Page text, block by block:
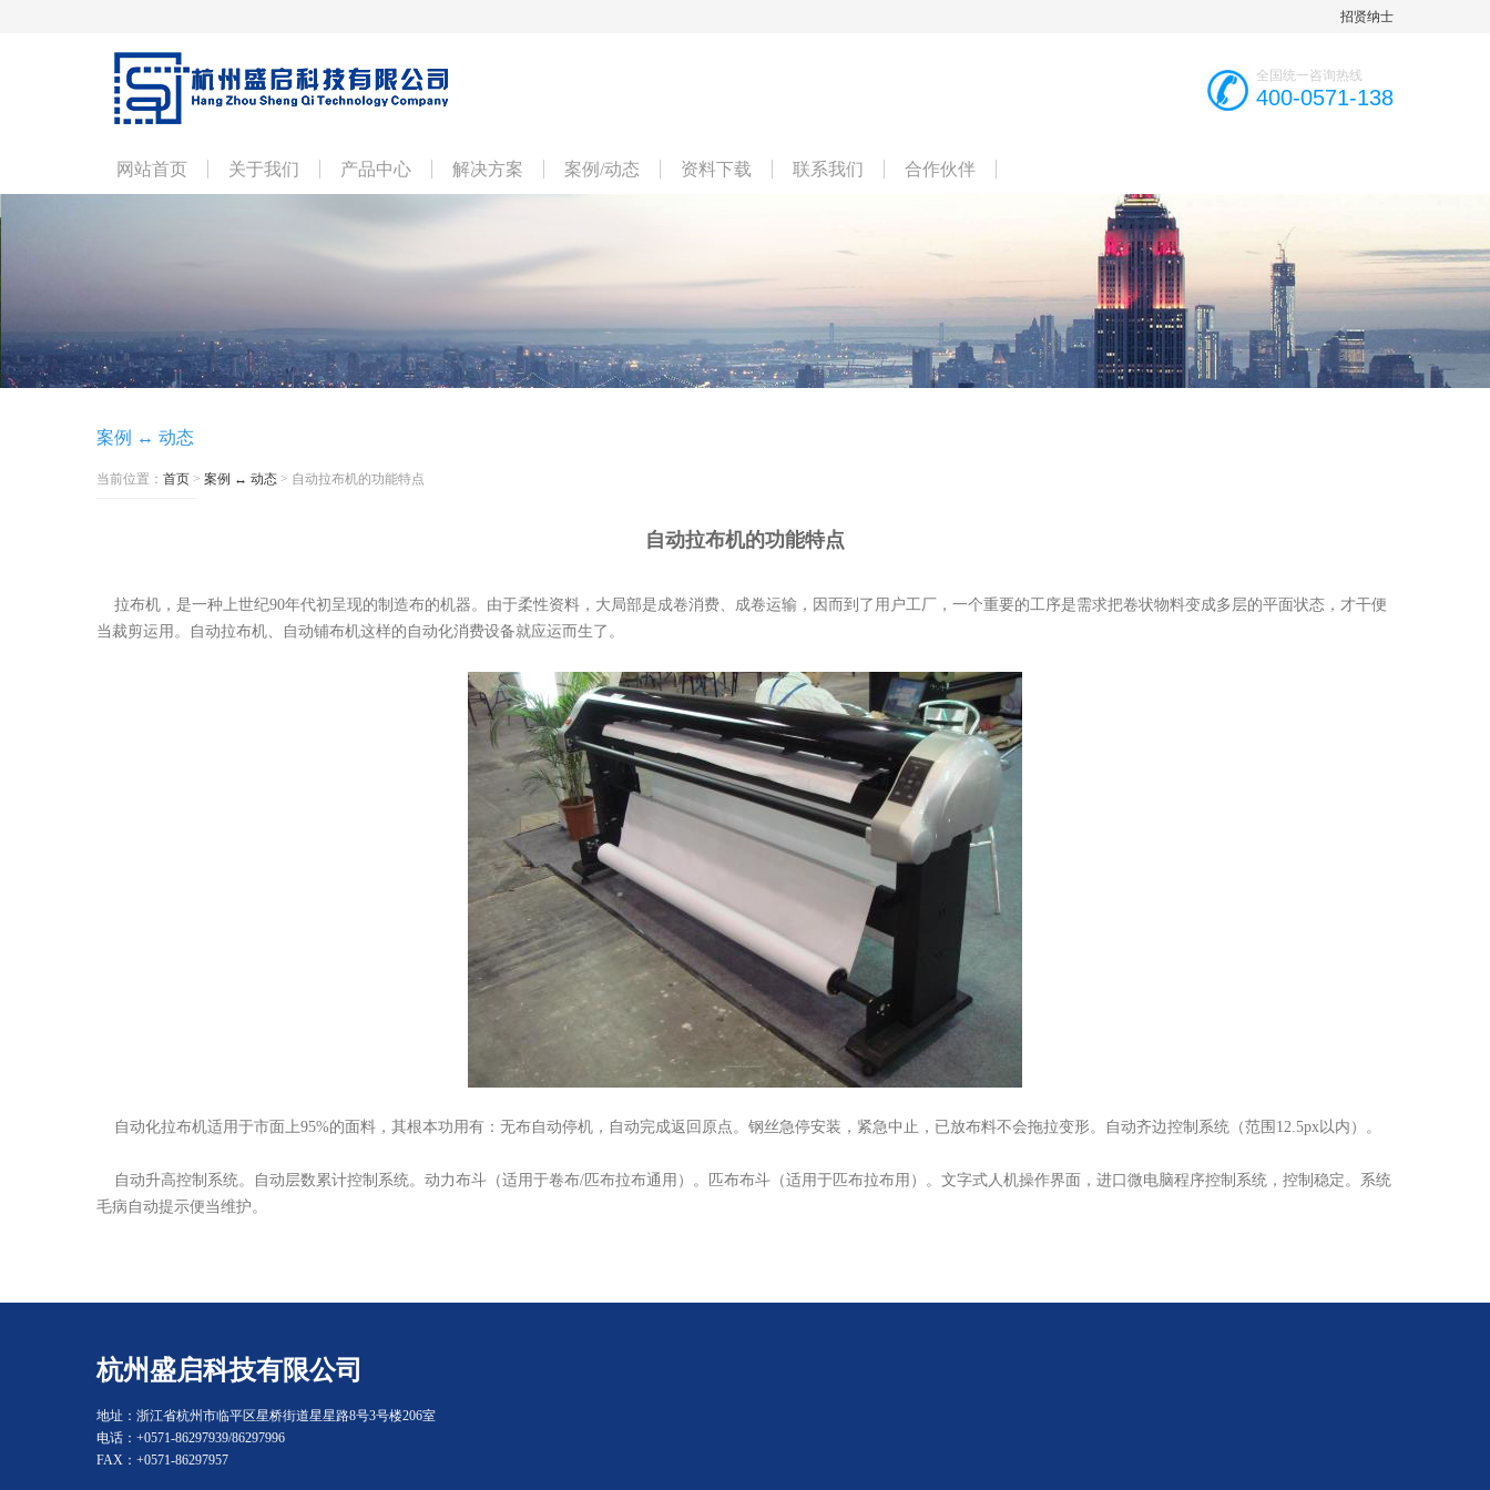
招贤纳士
全国统一咨询热线
400-0571-138
网站首页 关于我们 产品中心 解决方案 案例/动态 资料下载 联系我们 合作伙伴
案例 ↔ 动态
当前位置： 首页 > 案例 ↔ 动态 > 自动拉布机的功能特点
自动拉布机的功能特点
拉布机，是一种上世纪90年代初呈现的制造布的机器。由于柔性资料，大局部是成卷消费、成卷运输，因而到了用户工厂，一个重要的工序是需求把卷状物料变成多层的平面状态，才干便
当裁剪运用。自动拉布机、自动铺布机这样的自动化消费设备就应运而生了。
自动化拉布机适用于市面上95%的面料，其根本功用有：无布自动停机，自动完成返回原点。钢丝急停安装，紧急中止，已放布料不会拖拉变形。自动齐边控制系统（范围12.5px以内）。
自动升高控制系统。自动层数累计控制系统。动力布斗（适用于卷布/匹布拉布通用）。匹布布斗（适用于匹布拉布用）。文字式人机操作界面，进口微电脑程序控制系统，控制稳定。系统
毛病自动提示便当维护。
杭州盛启科技有限公司
地址：浙江省杭州市临平区星桥街道星星路8号3号楼206室
电话：+0571-86297939/86297996
FAX：+0571-86297957